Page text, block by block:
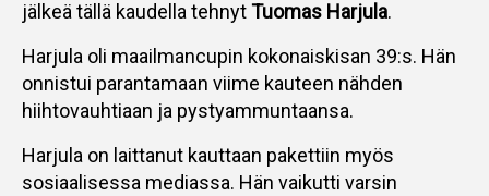
jälkeä tällä kaudella tehnytTuomas Harjula.
Harjula oli maailmancupin kokonaiskisan 39:s. Hän
onnistui parantamaan viime kauteen nähden
hiihtovauhtiaan ja pystyammuntaansa.
Harjula on laittanut kauttaan pakettiin myös
sosiaalisessa mediassa. Hän vaikutti varsin